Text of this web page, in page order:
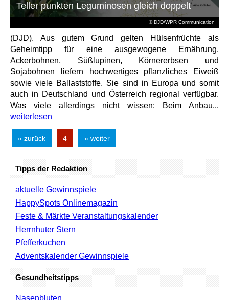
© DJD/WPR Communication
Teller punkten Leguminosen gleich doppelt
(DJD). Aus gutem Grund gelten Hülsenfrüchte als
Geheimtipp für eine ausgewogene Ernährung.
Ackerbohnen, Süßlupinen, Körnererbsen und
Sojabohnen liefern hochwertiges pflanzliches Eiweiß
sowie viele Ballaststoffe. Sie sind in Europa und somit
auch in Deutschland und Österreich regional verfügbar.
Was viele allerdings nicht wissen: Beim Anbau...
weiterlesen
« zurück 4 » weiter
Tipps der Redaktion
aktuelle Gewinnspiele
HappySpots Onlinemagazin
Feste & Märkte Veranstaltungskalender
Herrnhuter Stern
Pfefferkuchen
Adventskalender Gewinnspiele
Gesundheitstipps
Nasenbluten